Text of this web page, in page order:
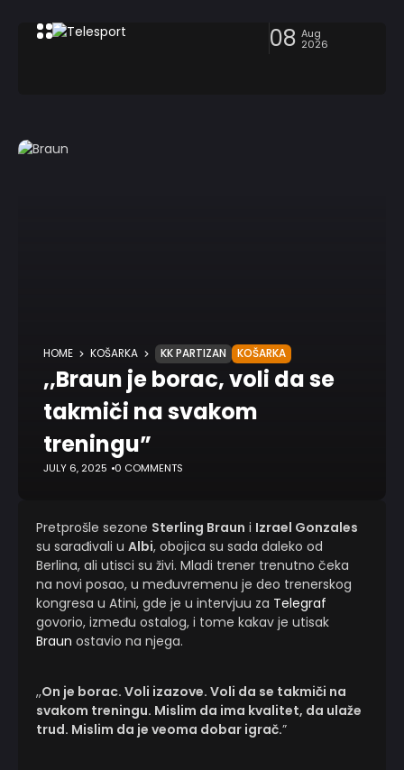
08 Aug
2026
HOME KOŠARKA KK PARTIZAN KOŠARKA
,,Braun je borac, voli da se
takmiči na svakom
treningu”
JULY 6, 2025 0 COMMENTS
Pretprošle sezone Sterling Braun i Izrael Gonzales
su sarađivali u Albi, obojica su sada daleko od
Berlina, ali utisci su živi. Mladi trener trenutno čeka
na novi posao, u međuvremenu je deo trenerskog
kongresa u Atini, gde je u intervjuu za Telegraf
govorio, između ostalog, i tome kakav je utisak
Braun ostavio na njega.
,,On je borac. Voli izazove. Voli da se takmiči na
svakom treningu. Mislim da ima kvalitet, da ulaže
trud. Mislim da je veoma dobar igrač.”